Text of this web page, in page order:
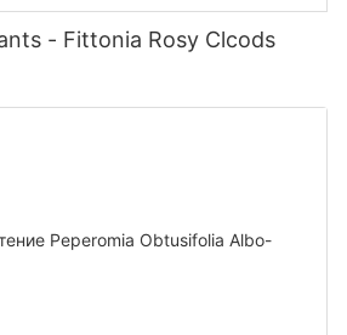
- Fittonia Rosy Clcods